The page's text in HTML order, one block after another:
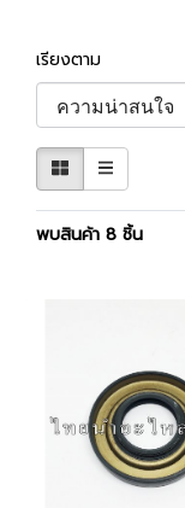
เรียงตาม
พบสินค้า 8 ชิ้น